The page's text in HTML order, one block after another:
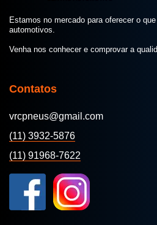
Estamos no mercado para oferecer o
automotivos.
Venha nos conhecer e comprovar a
Contatos
vrcpneus@gmail.com
(11) 3932-5876
(11) 91968-7622